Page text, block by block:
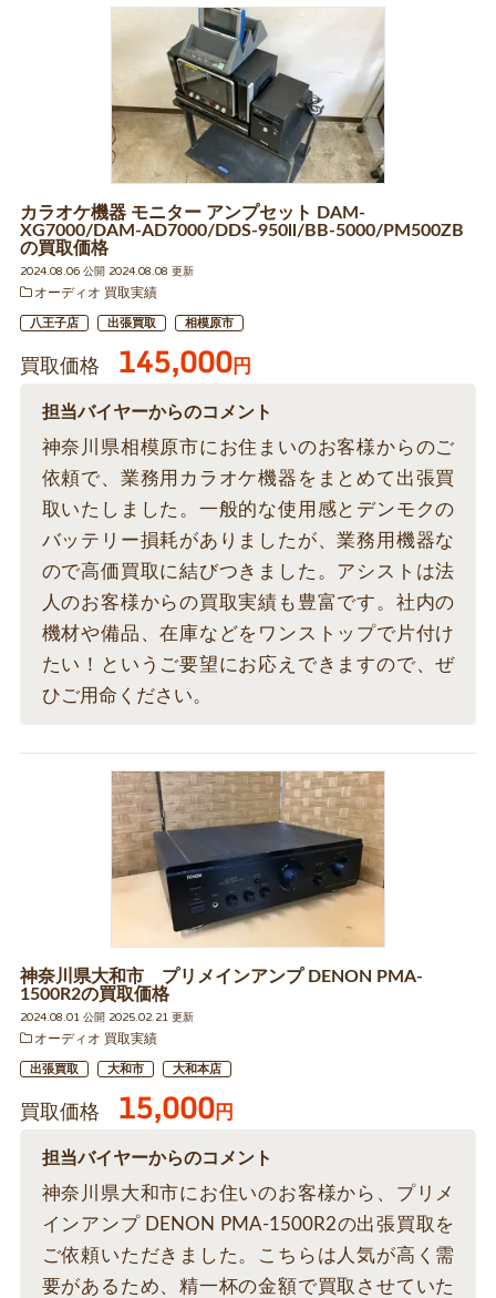
カラオケ機器 モニター アンプセット DAM-
XG7000/DAM-AD7000/DDS-950ll/BB-5000/PM500ZB
の買取価格
2024.08.06 公開 2024.08.08 更新
オーディオ 買取実績
八王子店 出張買取 相模原市
買取価格 145,000円
担当バイヤーからのコメント
神奈川県相模原市にお住まいのお客様からのご
依頼で、業務用カラオケ機器をまとめて出張買
取いたしました。一般的な使用感とデンモクの
バッテリー損耗がありましたが、業務用機器な
ので高価買取に結びつきました。アシストは法
人のお客様からの買取実績も豊富です。社内の
機材や備品、在庫などをワンストップで片付け
たい！というご要望にお応えできますので、ぜ
ひご用命ください。
神奈川県大和市 プリメインアンプ DENON PMA-
1500R2の買取価格
2024.08.01 公開 2025.02.21 更新
オーディオ 買取実績
出張買取 大和市 大和本店
買取価格 15,000円
担当バイヤーからのコメント
神奈川県大和市にお住いのお客様から、プリメ
インアンプ DENON PMA-1500R2の出張買取を
ご依頼いただきました。こちらは人気が高く需
要があるため、精一杯の金額で買取させていた